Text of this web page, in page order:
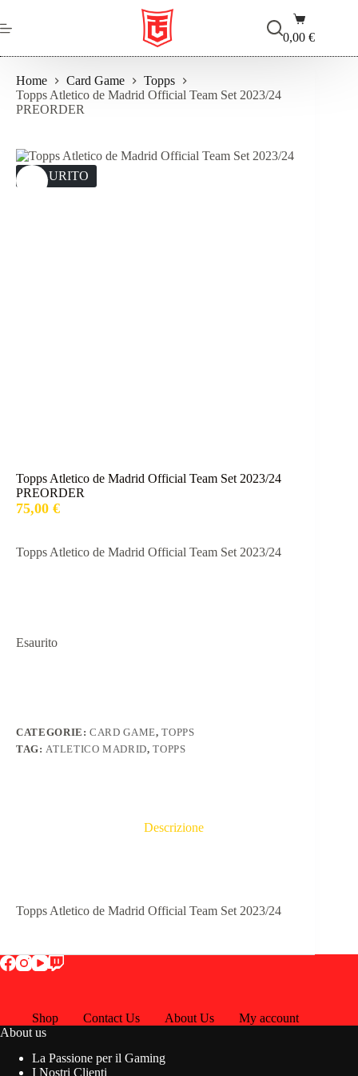
al
contenuto
Carrello
0,00€
Home Card Game
Topps
Topps Atletico de Madrid Official Team Set 2023/24
PREORDER
ESAURITO
Topps Atletico de Madrid Official Team Set 2023/24
PREORDER
75,00 €
Topps Atletico de Madrid Official Team Set 2023/24
Esaurito
CATEGORIE:CARD GAME,TOPPS
TAG: ATLETICO MADRID,TOPPS
Descrizione
Topps Atletico de Madrid Official Team Set 2023/24
Shop Contact Us About Us
My account
About us
La Passione per il Gaming
I Nostri Clienti